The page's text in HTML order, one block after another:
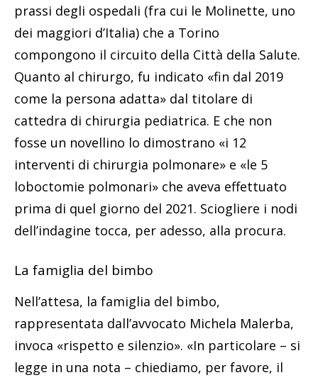
prassi degli ospedali (fra cui le Molinette, uno
dei maggiori d’Italia) che a Torino
compongono il circuito della Città della Salute.
Quanto al chirurgo, fu indicato «fin dal 2019
come la persona adatta» dal titolare di
cattedra di chirurgia pediatrica. E che non
fosse un novellino lo dimostrano «i 12
interventi di chirurgia polmonare» e «le 5
loboctomie polmonari» che aveva effettuato
prima di quel giorno del 2021. Sciogliere i nodi
dell’indagine tocca, per adesso, alla procura.
La famiglia del bimbo
Nell’attesa, la famiglia del bimbo,
rappresentata dall’avvocato Michela Malerba,
invoca «rispetto e silenzio». «In particolare – si
legge in una nota – chiediamo, per favore, il